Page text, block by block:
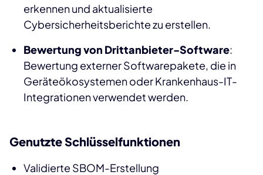
erkennen und aktualisierte
Cybersicherheitsberichte zu erstellen.
Bewertung von Drittanbieter-Software:
Bewertung externer Softwarepakete, die in
Geräteökosystemen oder Krankenhaus-IT-
Integrationen verwendet werden.
Genutzte Schlüsselfunktionen
Validierte SBOM-Erstellung